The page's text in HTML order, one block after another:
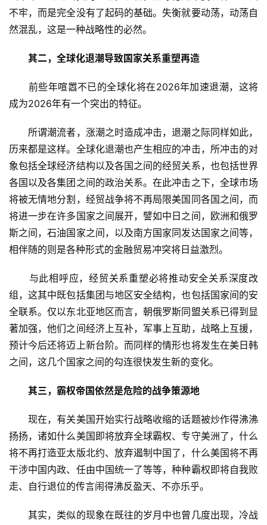
不牢，而是完全没有了起码的基础。失衡就要动荡，动荡自
然混乱，这是一种战略性的必然。
其二，全球化退潮导致国家关系重塑再造
前些年喧嚣不已的全球化将在2026年加速退潮，这将
成为2026年有一个突出的特征。
所谓潮流者，涨潮之时造成冲击，退潮之际同样如此，
历来都是这样。全球化退潮也产生相应的冲击，所冲击的对
象包括全球经济结构以及各国之间的经贸关系，也包括世界
各国以及各集团之间的政治关系。在此冲击之下，全球市场
将被无情地分割，经贸战争将不再局限美国同各国之间，而
将进一步在许多国家之间展开，譬如中日之间，欧洲和俄罗
斯之间，石油国家之间，以及南方国家同发达国家之间等，
相伴随的则是各种形式的金融贸易冲突将日益激烈。
与此相呼应，经贸关系重塑必将推动安全关系深度改
组，这其中既包括集团与地区安全结构，也包括国家间的安
全联系。仅以东北亚地区而言，朝俄罗斯同盟关系已得到显
著加强，他们之间经济上互补，军事上互助，战略上互援，
预计今后还将迈上新台阶。而同样的情形也将发生在美日韩
之间，这几个国家之间的勾连很快发生新的变化。
其三，霸权帝国依然是危险的战争策源地
现在，有关美国开始实行战略收缩的话题被炒作得沸沸
扬扬，诸如什么美国即将放弃全球霸权、专守美洲了，什么
将不再打造亚太版北约、放弃遏制中国了，什么美国将不再
干涉中国内政、任由中国统一了等等，种种霸权即将自我败
走、自行退位的传言闹得沸反盈天、不亦乐乎。
其实，类似的现象在既往的岁月中也曾几度出现，冷战